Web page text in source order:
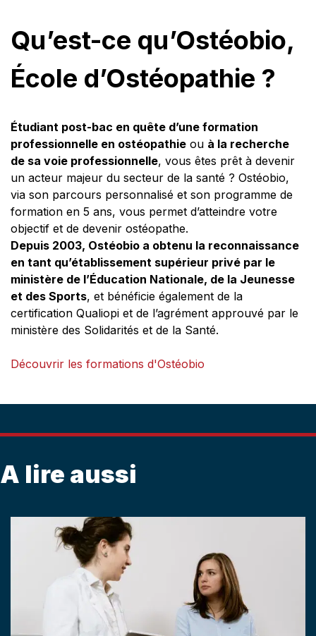
Qu’est-ce qu’Ostéobio,
École d’Ostéopathie ?
Étudiant post-bac en quête d’une formation
professionnelle en ostéopathie ou à la recherche
de sa voie professionnelle, vous êtes prêt à devenir
un acteur majeur du secteur de la santé ? Ostéobio,
via son parcours personnalisé et son programme de
formation en 5 ans, vous permet d’atteindre votre
objectif et de devenir ostéopathe.
Depuis 2003, Ostéobio a obtenu la reconnaissance
en tant qu’établissement supérieur privé par le
ministère de l’Éducation Nationale, de la Jeunesse
et des Sports, et bénéficie également de la
certification Qualiopi et de l’agrément approuvé par le
ministère des Solidarités et de la Santé.
Découvrir les formations d'Ostéobio
A lire aussi